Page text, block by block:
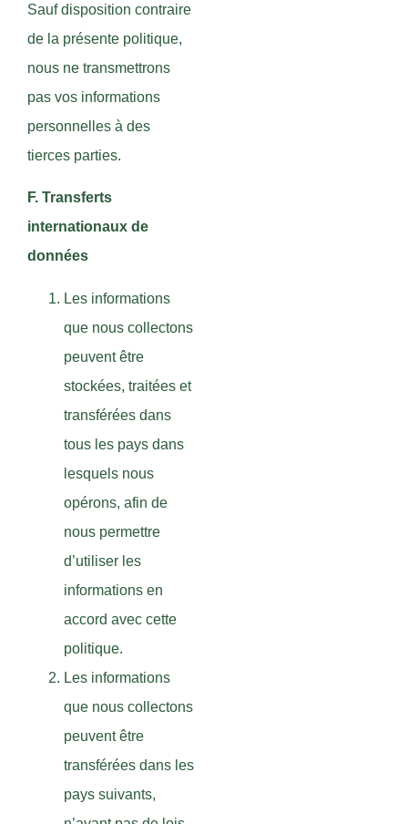
Sauf disposition contraire
de la présente politique,
nous ne transmettrons
pas vos informations
personnelles à des
tierces parties.
F. Transferts
internationaux de
données
Les informations
que nous collectons
peuvent être
stockées, traitées et
transférées dans
tous les pays dans
lesquels nous
opérons, afin de
nous permettre
d’utiliser les
informations en
accord avec cette
politique.
Les informations
que nous collectons
peuvent être
transférées dans les
pays suivants,